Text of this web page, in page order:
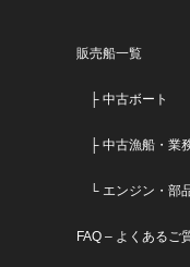
販売船一覧
├ 中古ボート
├ 中古漁船・業
└ エンジン・部
FAQ – よくあるご